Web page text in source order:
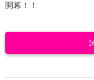
開幕！！